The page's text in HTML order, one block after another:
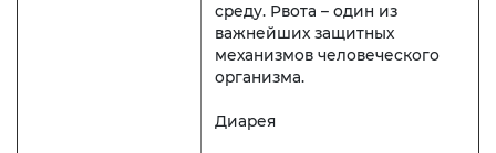
среду. Рвота – один из
важнейших защитных
механизмов человеческого
организма.
Диарея